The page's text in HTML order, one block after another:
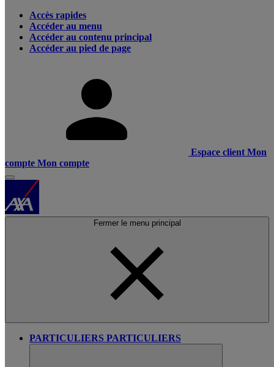
Accès rapides
Accéder au menu
Accéder au contenu principal
Accéder au pied de page
Espace client Mon
compte Mon compte
Fermer le menu principal
PARTICULIERS PARTICULIERS